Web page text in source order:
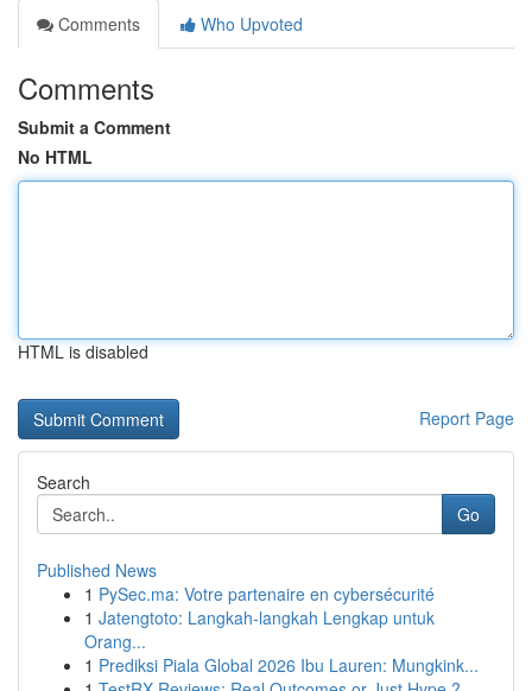
Comments
Who Upvoted
Comments
Submit a Comment
No HTML
HTML is disabled
Report Page
Search
Go
Published News
1 PySec.ma: Votre partenaire en cybersécurité
1 Jatengtoto: Langkah-langkah Lengkap untuk
Orang...
1 Prediksi Piala Global 2026 Ibu Lauren: Mungkink...